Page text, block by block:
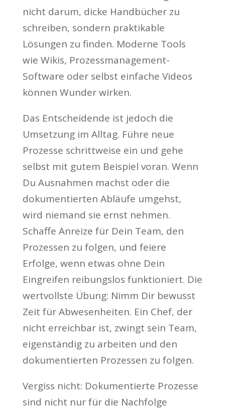
nicht darum, dicke Handbücher zu
schreiben, sondern praktikable
Lösungen zu finden. Moderne Tools
wie Wikis, Prozessmanagement-
Software oder selbst einfache Videos
können Wunder wirken.
Das Entscheidende ist jedoch die
Umsetzung im Alltag. Führe neue
Prozesse schrittweise ein und gehe
selbst mit gutem Beispiel voran. Wenn
Du Ausnahmen machst oder die
dokumentierten Abläufe umgehst,
wird niemand sie ernst nehmen.
Schaffe Anreize für Dein Team, den
Prozessen zu folgen, und feiere
Erfolge, wenn etwas ohne Dein
Eingreifen reibungslos funktioniert. Die
wertvollste Übung: Nimm Dir bewusst
Zeit für Abwesenheiten. Ein Chef, der
nicht erreichbar ist, zwingt sein Team,
eigenständig zu arbeiten und den
dokumentierten Prozessen zu folgen.
Vergiss nicht: Dokumentierte Prozesse
sind nicht nur für die Nachfolge